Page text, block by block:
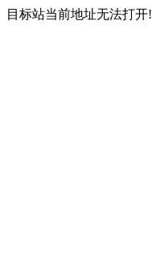
目标站当前地址无法打开!